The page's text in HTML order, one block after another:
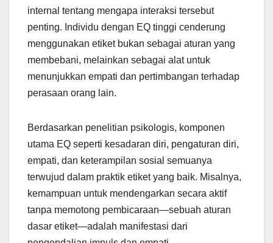
internal tentang mengapa interaksi tersebut
penting. Individu dengan EQ tinggi cenderung
menggunakan etiket bukan sebagai aturan yang
membebani, melainkan sebagai alat untuk
menunjukkan empati dan pertimbangan terhadap
perasaan orang lain.
Berdasarkan penelitian psikologis, komponen
utama EQ seperti kesadaran diri, pengaturan diri,
empati, dan keterampilan sosial semuanya
terwujud dalam praktik etiket yang baik. Misalnya,
kemampuan untuk mendengarkan secara aktif
tanpa memotong pembicaraan—sebuah aturan
dasar etiket—adalah manifestasi dari